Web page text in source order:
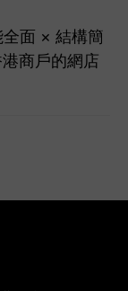
全面 × 結構簡
商戶的網店